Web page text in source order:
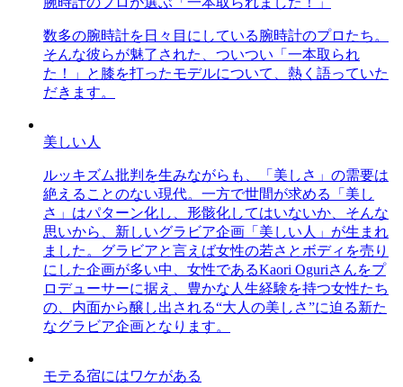
数多の腕時計を日々目にしている腕時計のプロたち。
そんな彼らが魅了された、ついつい「一本取られ
た！」と膝を打ったモデルについて、熱く語っていた
だきます。
美しい人
ルッキズム批判を生みながらも、「美しさ」の需要は
絶えることのない現代。一方で世間が求める「美し
さ」はパターン化し、形骸化してはいないか、そんな
思いから、新しいグラビア企画「美しい人」が生まれ
ました。グラビアと言えば女性の若さとボディを売り
にした企画が多い中、女性であるKaori Oguriさんをプ
ロデューサーに据え、豊かな人生経験を持つ女性たち
の、内面から醸し出される“大人の美しさ”に迫る新た
なグラビア企画となります。
モテる宿にはワケがある